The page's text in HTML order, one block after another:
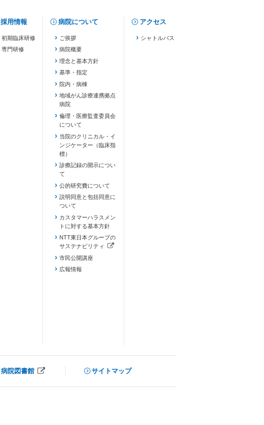
採用情報
初期臨床研修
専門研修
病院について
ご挨拶
病院概要
理念と基本方針
基準・指定
院内・病棟
地域がん診療連携拠点
病院
倫理・医療監査委員会
について
当院のクリニカル・イ
ンジケーター（臨床指
標）
診療記録の開示につい
て
公的研究費について
説明同意と包括同意に
ついて
カスタマーハラスメン
トに対する基本方針
NTT東日本グループの
サステナビリティ
（新しいタブで開きます）
市民公開講座
広報情報
アクセス
シャトルバス
病院図書館
サイトマップ